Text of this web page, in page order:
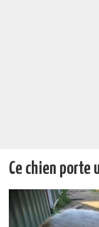
Ce chien porte